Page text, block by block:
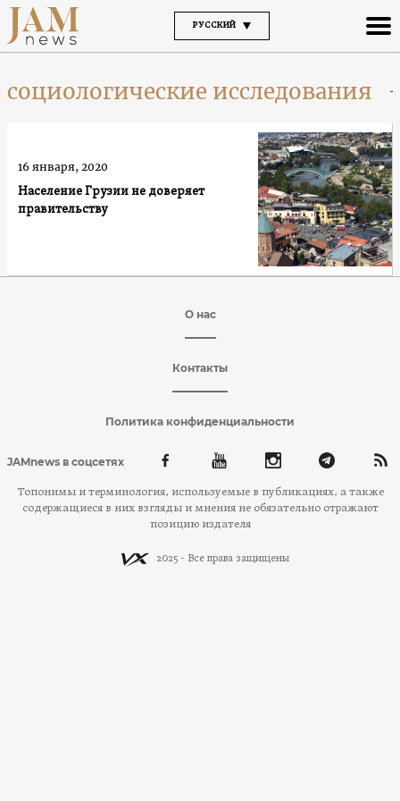
РУССКИЙ
социологические исследования
Население Грузии не доверяет
правительству
16 января, 2020
О нас
Контакты
Политика конфиденциальности
JAMnews в соцсетях
Топонимы и терминология, используемые в публикациях, а также
содержащиеся в них взгляды и мнения не обязательно отражают
позицию издателя
2025 - Все права защищены